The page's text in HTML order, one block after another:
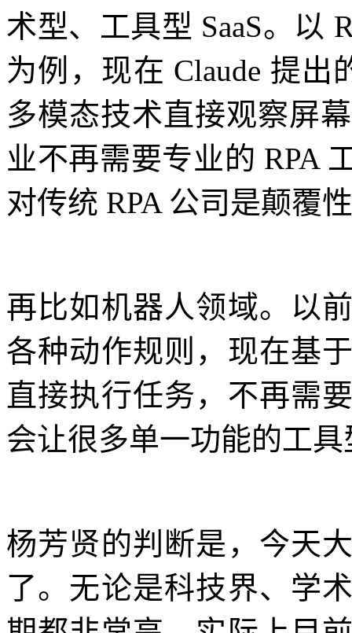
术型、工具型 SaaS。以
为例，现在 Claude 提
多模态技术直接观察屏
业不再需要专业的 RPA
对传统 RPA 公司是颠覆
再比如机器人领域。以
各种动作规则，现在基
直接执行任务，不再需
会让很多单一功能的工
杨芳贤的判断是，今天
了。无论是科技界、学